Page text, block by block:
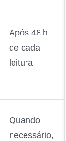
Após 48 h
de cada
leitura
Quando
necessário,